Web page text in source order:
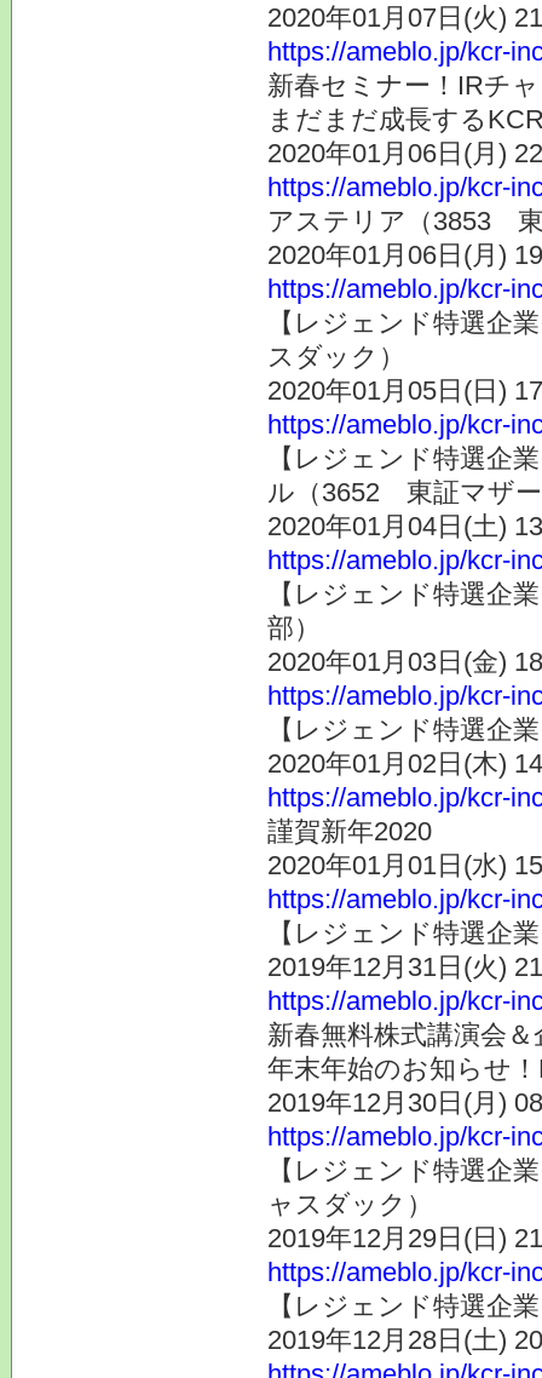
2020年01月07日(火)
https://ameblo.jp/kcr-
新春セミナー！IRチ
まだまだ成長する
2020年01月06日(月)
https://ameblo.jp/kcr-
アステリア（3853
2020年01月06日(月)
https://ameblo.jp/kcr-
【レジェンド特選企
スダック）
2020年01月05日(日)
https://ameblo.jp/kcr-
【レジェンド特選企
ル（3652 東証マザ
2020年01月04日(土)
https://ameblo.jp/kcr-
【レジェンド特選企
部）
2020年01月03日(金)
https://ameblo.jp/kcr-
【レジェンド特選企
2020年01月02日(木)
https://ameblo.jp/kcr-
謹賀新年2020
2020年01月01日(水)
https://ameblo.jp/kcr-
【レジェンド特選企
2019年12月31日(火)
https://ameblo.jp/kcr-
新春無料株式講演会
年末年始のお知らせ
2019年12月30日(月)
https://ameblo.jp/kcr-
【レジェンド特選企
ャスダック）
2019年12月29日(日)
https://ameblo.jp/kcr-
【レジェンド特選企
2019年12月28日(土)